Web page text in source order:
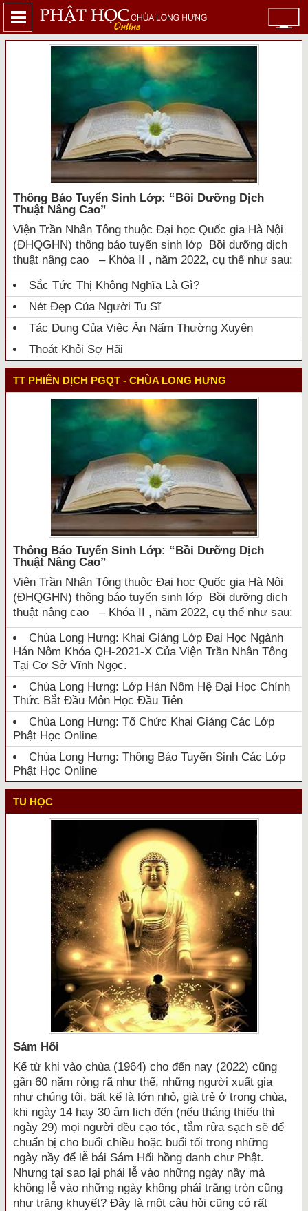
Thông Báo Tuyển Sinh Lớp: “bồi Dưỡng Dịch
Thuật Nâng Cao”
Viện Trần Nhân Tông thuộc Đại học Quốc gia Hà Nội
(ĐHQGHN) thông báo tuyển sinh lớp Bồi dưỡng dịch
thuật nâng cao – Khóa II , năm 2022, cụ thể như sau:
Sắc Tức Thị Không Nghĩa Là Gì?
Nét Đẹp Của Người Tu Sĩ
Tác Dụng Của Việc Ăn Nấm Thường Xuyên
Thoát Khỏi Sợ Hãi
TT PHIÊN DỊCH PGQT - CHÙA LONG HƯNG
Thông Báo Tuyển Sinh Lớp: “bồi Dưỡng Dịch
Thuật Nâng Cao”
Viện Trần Nhân Tông thuộc Đại học Quốc gia Hà Nội
(ĐHQGHN) thông báo tuyển sinh lớp Bồi dưỡng dịch
thuật nâng cao – Khóa II , năm 2022, cụ thể như sau:
Chùa Long Hưng: Khai Giảng Lớp Đại Học Ngành
Hán Nôm Khóa QH-2021-X Của Viện Trần Nhân Tông
Tại Cơ Sở Vĩnh Ngọc.
Chùa Long Hưng: Lớp Hán Nôm Hệ Đại Học Chính
Thức Bắt Đầu Môn Học Đầu Tiên
Chùa Long Hưng: Tổ Chức Khai Giảng Các Lớp
Phật Học Online
Chùa Long Hưng: Thông Báo Tuyển Sinh Các Lớp
Phật Học Online
TU HỌC
Sám Hối
Kể từ khi vào chùa (1964) cho đến nay (2022) cũng
gần 60 năm ròng rã như thế, những người xuất gia
như chúng tôi, bất kể là lớn nhỏ, già trẻ ở trong chùa,
khi ngày 14 hay 30 âm lịch đến (nếu tháng thiếu thì
ngày 29) mọi người đều cạo tóc, tắm rửa sạch sẽ để
chuẩn bị cho buổi chiều hoặc buổi tối trong những
ngày nầy để lễ bái Sám Hối hồng danh chư Phật.
Nhưng tại sao lại phải lễ vào những ngày nầy mà
không lễ vào những ngày không phải trăng tròn cũng
như trăng khuyết? Đây là một câu hỏi cũng có rất